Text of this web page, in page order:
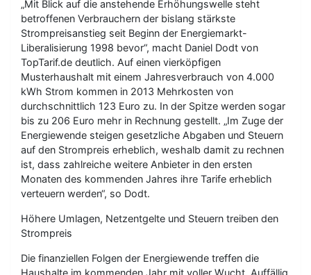
„Mit Blick auf die anstehende Erhöhungswelle steht
betroffenen Verbrauchern der bislang stärkste
Strompreisanstieg seit Beginn der Energiemarkt-
Liberalisierung 1998 bevor“, macht Daniel Dodt von
TopTarif.de deutlich. Auf einen vierköpfigen
Musterhaushalt mit einem Jahresverbrauch von 4.000
kWh Strom kommen in 2013 Mehrkosten von
durchschnittlich 123 Euro zu. In der Spitze werden sogar
bis zu 206 Euro mehr in Rechnung gestellt. „Im Zuge der
Energiewende steigen gesetzliche Abgaben und Steuern
auf den Strompreis erheblich, weshalb damit zu rechnen
ist, dass zahlreiche weitere Anbieter in den ersten
Monaten des kommenden Jahres ihre Tarife erheblich
verteuern werden“, so Dodt.
Höhere Umlagen, Netzentgelte und Steuern treiben den
Strompreis
Die finanziellen Folgen der Energiewende treffen die
Haushalte im kommenden Jahr mit voller Wucht. Auffällig